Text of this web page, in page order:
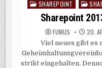
Posted
SHAREPOINT
Sharepoint
FUMUS 20.
Viel neues gibt es
strikt eingehalten.